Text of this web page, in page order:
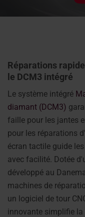
Réparations
le DCM3 intégré
Le système intégré
diamant (DCM3)
faille pour les jantes
pour les réparations
écran tactile guide
avec facilité. Dotée
développé au
machines de
un logiciel de tour
innovante simplifie la